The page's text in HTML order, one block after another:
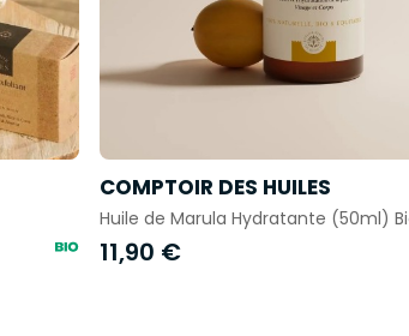
COMPTOIR DES HUILES
Huile de Marula Hydratante (50ml)
11,90 €